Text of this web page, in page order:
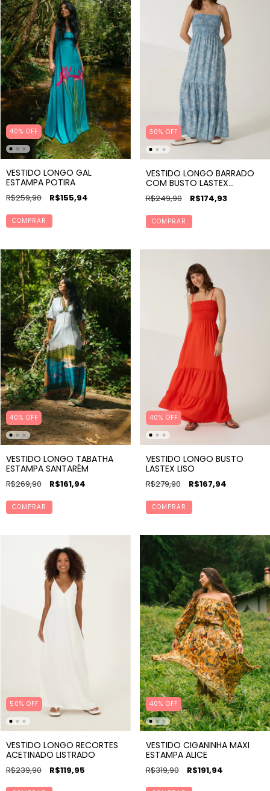
40% OFF
VESTIDO LONGO GAL
ESTAMPA POTIRA
R$259,90 R$155,94
COMPRAR
30% OFF
VESTIDO LONGO BARRADO
COM BUSTO LASTEX
ESTAMPA ACQUA
R$249,90 R$174,93
COMPRAR
40% OFF
VESTIDO LONGO TABATHA
ESTAMPA SANTARÉM
R$269,90 R$161,94
COMPRAR
40% OFF
VESTIDO LONGO BUSTO
LASTEX LISO
R$279,90 R$167,94
COMPRAR
50% OFF
VESTIDO LONGO RECORTES
ACETINADO LISTRADO
R$239,90 R$119,95
40% OFF
VESTIDO CIGANINHA MAXI
ESTAMPA ALICE
R$319,90 R$191,94